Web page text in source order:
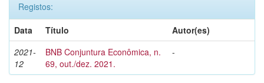
Registos:
Data
Título
Autor(es)
2021-
12
BNB Conjuntura Econômica, n.
69, out./dez. 2021.
-